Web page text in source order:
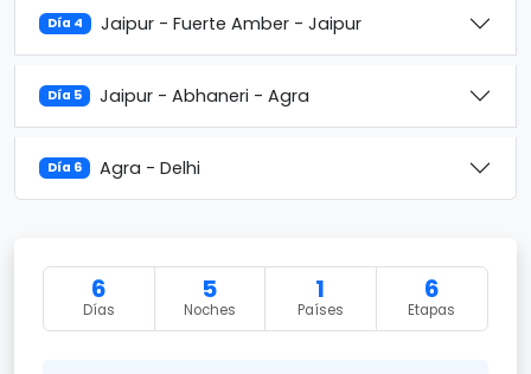
Día 4 Jaipur - Fuerte Amber - Jaipur
Día 5 Jaipur - Abhaneri - Agra
Día 6 Agra - Delhi
6
Días
5
Noches
1
Países
6
Etapas